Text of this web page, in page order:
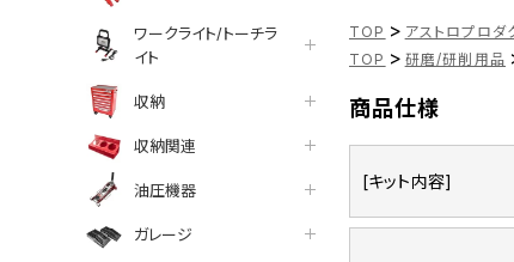
ワークライト/トーチラ
イト
収納
収納関連
油圧機器
ガレージ
TOP > アストロプロダ
TOP > 研磨/研削用品
商品仕様
[キット内容]